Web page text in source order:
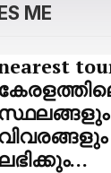
ME
വിവരങ്ങളും
ലഭിക്കും…